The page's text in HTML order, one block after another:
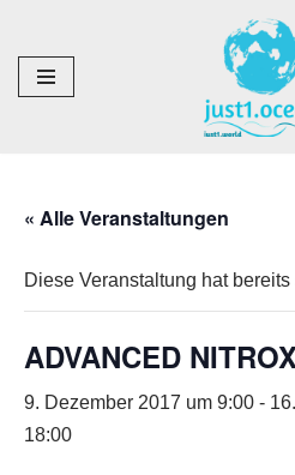
Zum
Inhalt
« Alle Veranstaltungen
Diese Veranstaltung hat
ADVANCED
9. Dezember 2017 um 9:00 -
18:00